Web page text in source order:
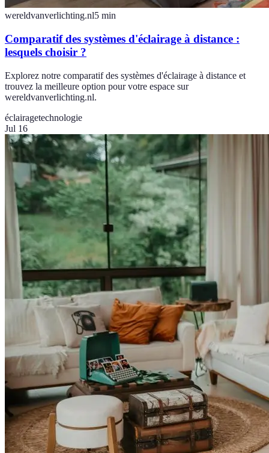
wereldvanverlichting.nl5 min
Comparatif des systèmes d'éclairage à distance :
lesquels choisir ?
Explorez notre comparatif des systèmes d'éclairage à distance et
trouvez la meilleure option pour votre espace sur
wereldvanverlichting.nl.
éclairagetechnologie
Jul 16